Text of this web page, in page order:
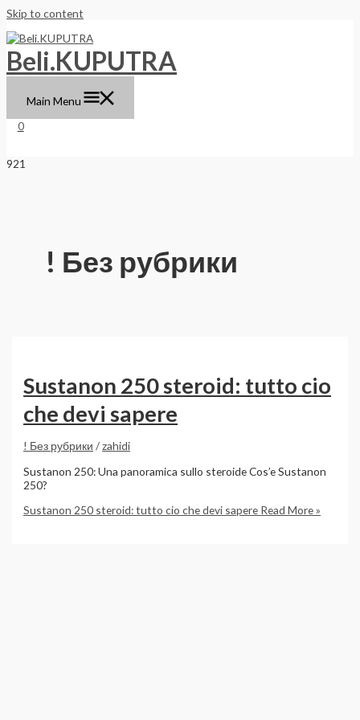
Skip to content
Beli.KUPUTRA
Main Menu
0
! Без рубрики
Sustanon 250 steroid: tutto cio
che devi sapere
! Без рубрики /zahidi
Sustanon 250: Una panoramica sullo steroide Cos’e Sustanon
250?
Sustanon 250 steroid: tutto cio che devi sapere Read More »